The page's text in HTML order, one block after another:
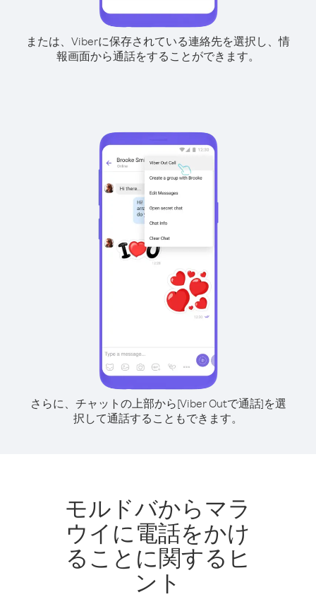
または、Viberに保存されている連絡先を選択し、情
報画面から通話をすることができます。
さらに、チャットの上部から[Viber Outで通話]を選
択して通話することもできます。
モルドバからマラ
ウイに電話をかけ
ることに関するヒ
ント